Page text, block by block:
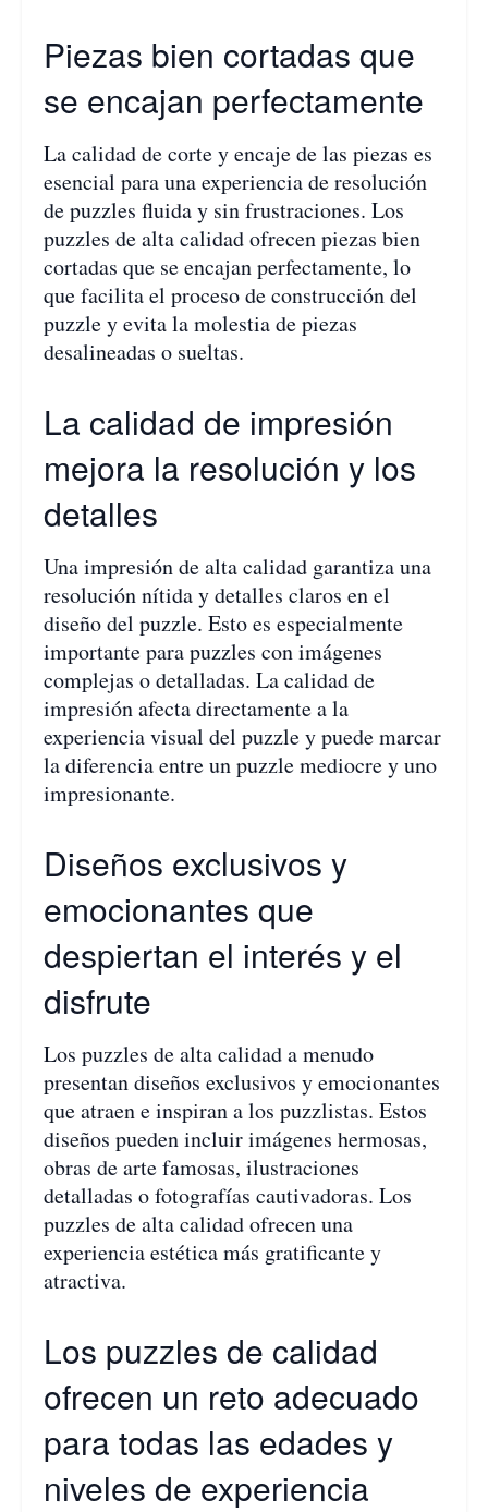
Piezas bien cortadas que
se encajan perfectamente
La calidad de corte y encaje de las piezas es
esencial para una experiencia de resolución
de puzzles fluida y sin frustraciones. Los
puzzles de alta calidad ofrecen piezas bien
cortadas que se encajan perfectamente, lo
que facilita el proceso de construcción del
puzzle y evita la molestia de piezas
desalineadas o sueltas.
La calidad de impresión
mejora la resolución y los
detalles
Una impresión de alta calidad garantiza una
resolución nítida y detalles claros en el
diseño del puzzle. Esto es especialmente
importante para puzzles con imágenes
complejas o detalladas. La calidad de
impresión afecta directamente a la
experiencia visual del puzzle y puede marcar
la diferencia entre un puzzle mediocre y uno
impresionante.
Diseños exclusivos y
emocionantes que
despiertan el interés y el
disfrute
Los puzzles de alta calidad a menudo
presentan diseños exclusivos y emocionantes
que atraen e inspiran a los puzzlistas. Estos
diseños pueden incluir imágenes hermosas,
obras de arte famosas, ilustraciones
detalladas o fotografías cautivadoras. Los
puzzles de alta calidad ofrecen una
experiencia estética más gratificante y
atractiva.
Los puzzles de calidad
ofrecen un reto adecuado
para todas las edades y
niveles de experiencia